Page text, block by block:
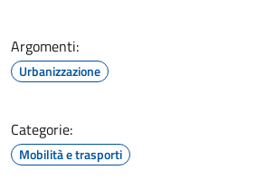
Argomenti:
Urbanizzazione
Categorie:
Mobilità e trasporti